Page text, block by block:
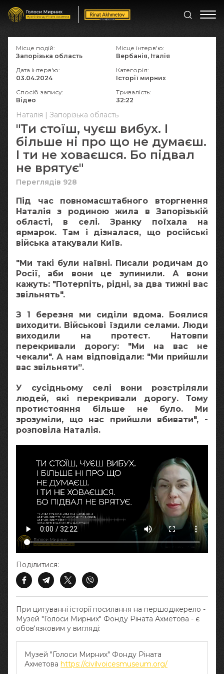
Наталія | Запорізька область
"Ти стоїш, чуєш вибух. І
більше ні про що не думаєш.
І ти не ховаєшся. Бо підвал
не врятує"
Переглядів 928
Під час повномасштабного вторгнення
Наталія з родиною жила в Запорізькій
області, в селі. Зранку поїхала на
ярмарок. Там і дізналася, що російські
війська атакували Київ.
"Ми такі були наївні. Писали родичам до
Росії, аби вони це зупинили. А вони
кажуть: "Потерпіть, рідні, за два тижні вас
звільнять".
З 1 березня ми сиділи вдома. Боялися
виходити. Військові їздили селами. Люди
виходили на протест. Натовпи
перекривали дорогу: "Ми на вас не
чекали". А нам відповідали: "Ми прийшли
вас звільняти”.
У сусідньому селі вони розстріляли
людей, які перекривали дорогу. Тому
протистояння більше не було. Ми
зрозуміли, що нас прийшли вбивати", -
розповіла Наталія.
При цитуванні історії посилання на першоджерело -
Музей "Голоси Мирних" Фонду Ріната Ахметова - є
обов‘язковим у вигляді:
Музей "Голоси Мирних" Фонду Ріната
Ахметова https://civilvoicesmuseum.org/
Поділитися:
Місце подій:
Запорізька область
Місце інтерв'ю:
Вербанія, Італія
Дата інтерв'ю:
03.04.2024
Категорія:
Історії мирних
Спосіб запису:
Відео
Тривалість:
32:22